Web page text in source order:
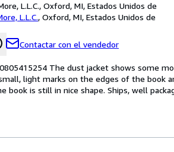
L.L.C., Oxford, MI, Estados Unidos de
L.L.C., Oxford, MI, Estados Unidos de
Contactar con el vendedor
0805415254 The dust jacket shows some
light marks on the edges of the book
book is still in nice shape. Ships, well